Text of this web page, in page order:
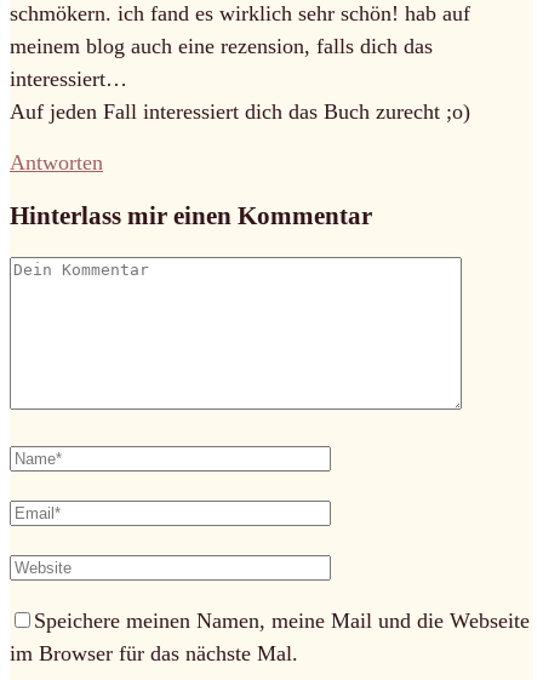
schmökern. ich fand es wirklich sehr schön! hab auf
meinem blog auch eine rezension, falls dich das
interessiert…
Auf jeden Fall interessiert dich das Buch zurecht ;o)
Antworten
Hinterlass mir einen Kommentar
Speichere meinen Namen, meine Mail und die Webseite
im Browser für das nächste Mal.